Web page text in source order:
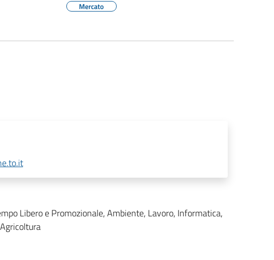
Mercato
Libero e Promozionale, Ambiente, Lavoro, Informatica,